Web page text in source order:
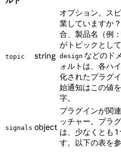
topic string
オプション。ス
業していますか
合、製品名（例：
がトピックとし
design などのド
ォルトは、各ハ
化されたプラグ
始通知はこの値
字。
signals object
プラグインが関
ッチャー。プラ
は、少なくとも
す。以下の表を